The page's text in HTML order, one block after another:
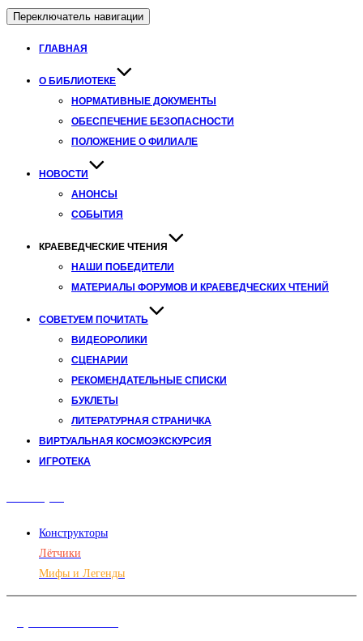
Переключатель навигации
ГЛАВНАЯ
О БИБЛИОТЕКЕ
НОРМАТИВНЫЕ ДОКУМЕНТЫ
ОБЕСПЕЧЕНИЕ БЕЗОПАСНОСТИ
ПОЛОЖЕНИЕ О ФИЛИАЛЕ
НОВОСТИ
АНОНСЫ
СОБЫТИЯ
КРАЕВЕДЧЕСКИЕ ЧТЕНИЯ
НАШИ ПОБЕДИТЕЛИ
МАТЕРИАЛЫ ФОРУМОВ И КРАЕВЕДЧЕСКИХ ЧТЕНИЙ
СОВЕТУЕМ ПОЧИТАТЬ
ВИДЕОРОЛИКИ
СЦЕНАРИИ
РЕКОМЕНДАТЕЛЬНЫЕ СПИСКИ
БУКЛЕТЫ
ЛИТЕРАТУРНАЯ СТРАНИЧКА
ВИРТУАЛЬНАЯ КОСМОЭКСКУРСИЯ
ИГРОТЕКА
Конструкторы
Лётчики
Мифы и Легенды